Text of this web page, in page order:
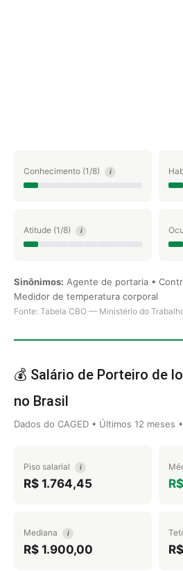
Conhecimento (1/8) i
Atitude (1/8) i
Sinônimos: Agente de portaria •
Medidor de temperatura corporal
Fonte: Tabela CBO — Ministério do
💰 Salário de Porteiro de
no Brasil
Dados do CAGED • Últimos 12 meses
Piso salarial i
R$ 1.764,45
Mediana i
R$ 1.900,00